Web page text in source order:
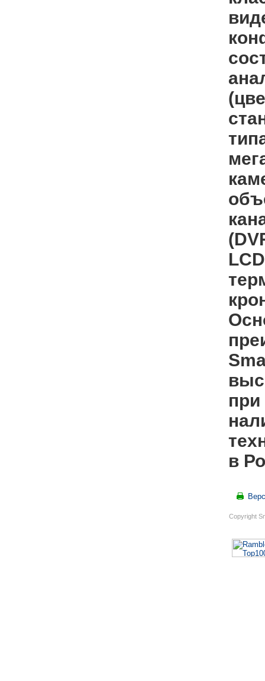
при
в
Copyright